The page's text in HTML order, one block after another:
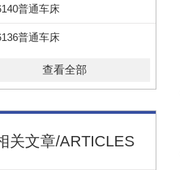
普通车床
普通车床
查看全部
关文章/ARTICLES